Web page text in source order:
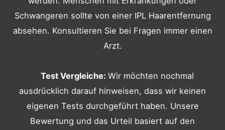
Schwangeren sollte von einer IPL Haarentfernung
absehen. Konsultieren Sie bei Fragen immer einen
Arzt.
Test Vergleiche: Wir möchten nochmal
ausdrücklich darauf hinweisen, dass wir keinen
eigenen Tests durchgeführt haben. Unsere
Bewertung und das Urteil basiert auf den